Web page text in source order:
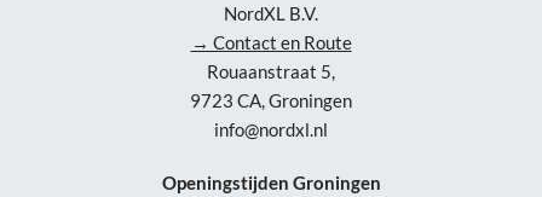
NordXL B.V.
→ Contact en Route
Rouaanstraat 5,
9723 CA, Groningen
info@nordxl.nl
Openingstijden Groningen